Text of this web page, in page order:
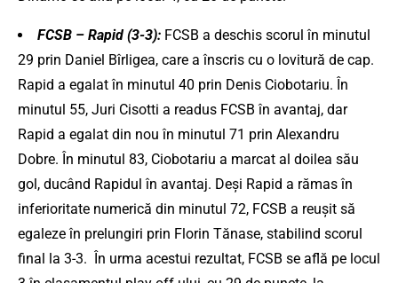
FCSB – Rapid (3-3): FCSB a deschis scorul în minutul
29 prin Daniel Bîrligea, care a înscris cu o lovitură de cap.
Rapid a egalat în minutul 40 prin Denis Ciobotariu. În
minutul 55, Juri Cisotti a readus FCSB în avantaj, dar
Rapid a egalat din nou în minutul 71 prin Alexandru
Dobre. În minutul 83, Ciobotariu a marcat al doilea său
gol, ducând Rapidul în avantaj. Deși Rapid a rămas în
inferioritate numerică din minutul 72, FCSB a reușit să
egaleze în prelungiri prin Florin Tănase, stabilind scorul
final la 3-3.
În urma acestui rezultat, FCSB se află pe locul